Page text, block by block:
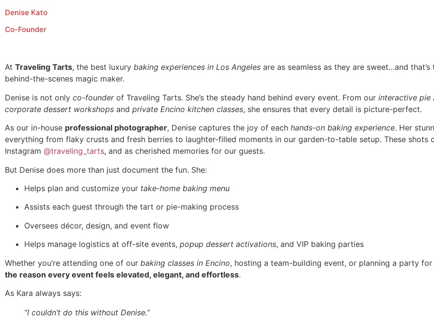
Denise Kato
Co-Founder
At Traveling Tarts, the best luxury baking experiences in Los Angeles are as seamless as they are sweet…and that’s
behind-the-scenes magic maker.
Denise is not only co-founderof Traveling Tarts. She’s the steady hand behind every event. From our interactive pie
corporate dessert workshops and private Encino kitchen classes, she ensures that every detail is picture-perfect.
As our in-house professional photographer, Denise captures the joy of each hands-on baking experience. Her
everything from flaky crusts and fresh berries to laughter-filled moments in our garden-to-table setup. These shots
Instagram @traveling_tarts, and as cherished memories for our guests.
But Denise does more than just document the fun. She:
Helps plan and customize your take-home baking menu
Assists each guest through the tart or pie-making process
Oversees décor, design, and event flow
Helps manage logistics at off-site events, popup dessert activations, and VIP baking parties
Whether you’re attending one of our baking classes in Encino, hosting a team-building event, or planning a party
the reason every event feels elevated, elegant, and effortless.
As Kara always says:
“I couldn’t do this without Denise.”